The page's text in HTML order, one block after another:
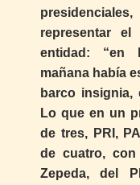
representar
entidad: “en
mañana había
barco insignia,
Lo que en un
de tres, PRI,
de cuatro,
Zepeda, del